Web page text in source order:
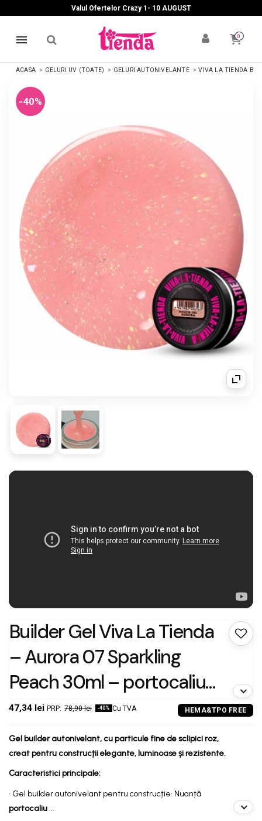
Valul Ofertelor Crazy 1- 10 AUGUST
0
ACASA GELURI UV (TOATE) GELURI AUTONIVELANTE VIVA LA TIENDA
-40%
Builder Gel Viva La Tienda
– Aurora 07 Sparkling
Peach 30ml – portocaliu
cu sclipici roz,
autonivelant, rezistență
ridicată, pentru
construcție și extensii cu
aspect luminos
47,34 lei 78,90 lei -40% Cu TVA
Gel builder autonivelant, cu particule fine de sclipici roz,
creat pentru construcții elegante, luminoase și rezistente.
Caracteristici principale:
• Gel builder autonivelant pentru construcție• Nuanță
portocaliu...